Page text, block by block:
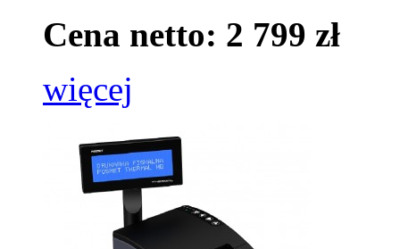
Cena netto: 2 799 zł
więcej